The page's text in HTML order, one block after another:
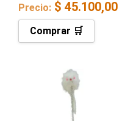
Precio: $ 45.100,00
Comprar 🛒